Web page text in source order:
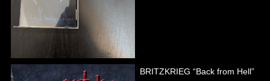
BRITZKRIEG “Back from Hell”